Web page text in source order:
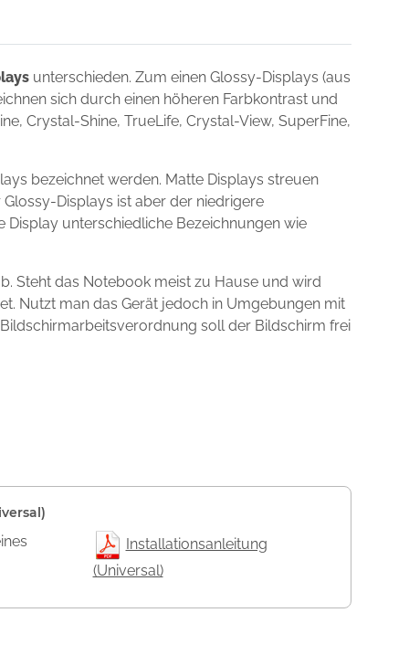
unterschieden. Zum einen Glossy-Displays (aus
sich durch einen höheren Farbkontrast und
Crystal-Shine, TrueLife, Crystal-View, SuperFine,
bezeichnet werden. Matte Displays streuen
Displays ist aber der niedrigere
unterschiedliche Bezeichnungen wie
Steht das Notebook meist zu Hause und wird
Nutzt man das Gerät jedoch in Umgebungen mit
soll der Bildschirm frei
Installationsanleitung
(Universal)